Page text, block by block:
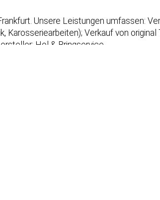
Unsere Leistungen umfassen:
Karosseriearbeiten); Verkauf von original
Hol & Bringservice